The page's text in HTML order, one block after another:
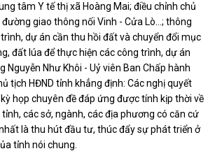
tâm Y tế thị xã Hoàng Mai; điều chỉnh chủ
giao thông nối Vinh - Cửa Lò…; thông
dự án cần thu hồi đất và chuyển đổi mục
đất lúa để thực hiện các công trình, dự án
Nguyễn Như Khôi - Uỷ viên Ban Chấp hành
tịch HĐND tỉnh khẳng định: Các nghị quyết
họp chuyên đề đáp ứng được tính kịp thời về
các sở, ngành, các địa phương có căn cứ
là thu hút đầu tư, thúc đẩy sự phát triển ở
tỉnh nói chung.